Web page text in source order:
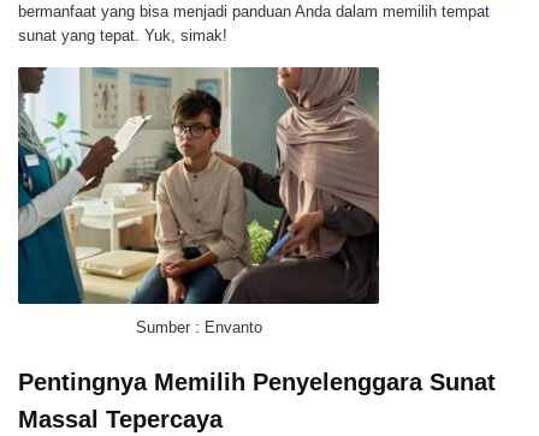
bermanfaat yang bisa menjadi panduan Anda dalam memilih tempat
sunat yang tepat. Yuk, simak!
Sumber : Envanto
Pentingnya Memilih Penyelenggara Sunat
Massal Tepercaya